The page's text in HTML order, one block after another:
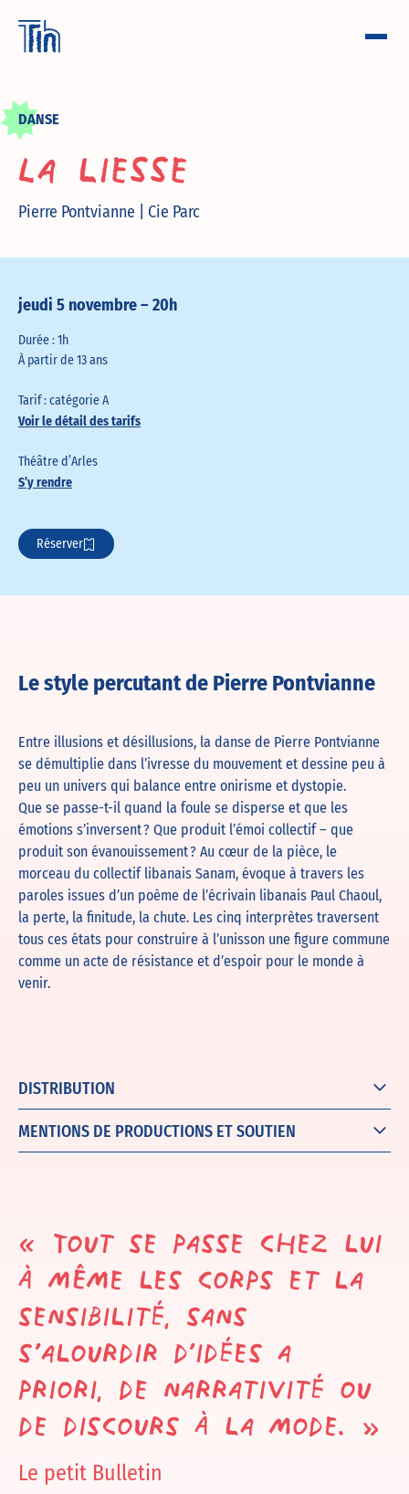
DANSE
La liesse
Pierre Pontvianne | Cie Parc
jeudi 5 novembre – 20h
Durée : 1h
À partir de 13 ans
Tarif : catégorie A
Voir le détail des tarifs
Théâtre d’Arles
S’y rendre
Réserver
Le style percutant de Pierre Pontvianne
Entre illusions et désillusions, la danse de Pierre Pontvianne
se démultiplie dans l’ivresse du mouvement et dessine peu à
peu un univers qui balance entre onirisme et dystopie.
Que se passe-t-il quand la foule se disperse et que les
émotions s’inversent ? Que produit l’émoi collectif – que
produit son évanouissement ? Au cœur de la pièce, le
morceau du collectif libanais Sanam, évoque à travers les
paroles issues d’un poème de l’écrivain libanais Paul Chaoul,
la perte, la finitude, la chute. Les cinq interprètes traversent
tous ces états pour construire à l’unisson une figure commune
comme un acte de résistance et d’espoir pour le monde à
venir.
DISTRIBUTION
MENTIONS DE PRODUCTIONS ET SOUTIEN
« Tout se passe chez lui
à même les corps et la
sensibilité, sans
s’alourdir d’idées a
priori, de narrativité ou
de discours à la mode. »
Le petit Bulletin